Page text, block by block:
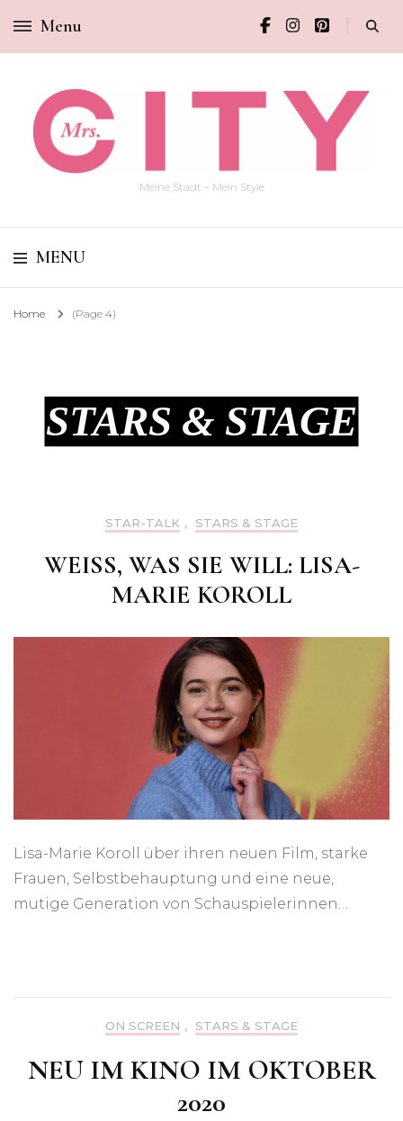
Menu
Meine Stadt – Mein Style
MENU
Home (Page 4)
STARS & STAGE
STAR-TALK , STARS & STAGE
WEISS, WAS SIE WILL: LISA-M
ARIE KOROLL
Lisa-Marie Koroll über ihren neuen Film, starke
Frauen, Selbstbehauptung und eine neue,
mutige Generation von Schauspielerinnen…
ON SCREEN , STARS & STAGE
NEU IM KINO IM OKTOBER
2020